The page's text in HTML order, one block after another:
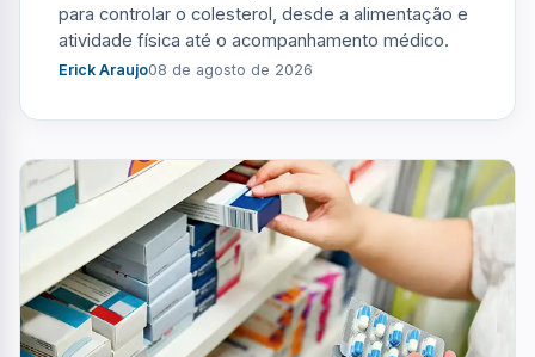
para controlar o colesterol, desde a alimentação e
atividade física até o acompanhamento médico.
Erick Araujo08 de agosto de 2026